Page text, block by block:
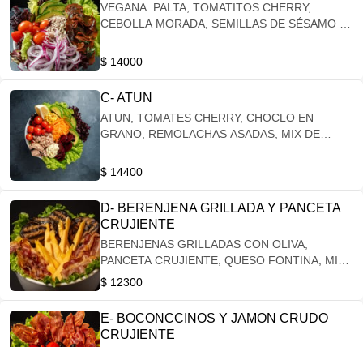
VEGANA: PALTA, TOMATITOS CHERRY,
CEBOLLA MORADA, SEMILLAS DE SÉSAMO Y
ZANAHORIAS GLASEADAS Y EMULSION DE
$ 14000
C- ATUN
ATUN, TOMATES CHERRY, CHOCLO EN
GRANO, REMOLACHAS ASADAS, MIX DE
PALTA Y MAYONESA CON TOMILLO
$ 14400
D- BERENJENA GRILLADA Y PANCETA
CRUJIENTE
BERENJENAS GRILLADAS CON OLIVA,
PANCETA CRUJIENTE, QUESO FONTINA, MIX
DE HOJAS VERDES Y VINAGRETA DE ACETO
$ 12300
E- BOCONCCINOS Y JAMON CRUDO
CRUJIENTE